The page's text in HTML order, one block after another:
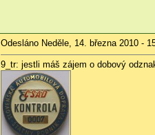
Odesláno Neděle, 14. března 2010 -
9_tr: jestli máš zájem o dobový